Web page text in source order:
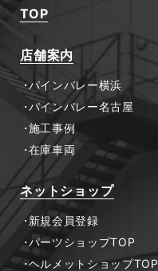
TOP
店舗案内
パインバレー横浜
パインバレー名古屋
施工事例
在庫車両
ネットショップ
新規会員登録
パーツショップTOP
ヘルメットショップTOP